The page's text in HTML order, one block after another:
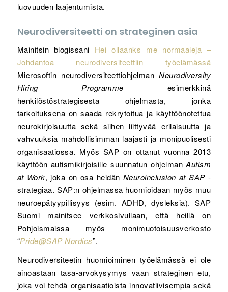
luovuuden laajentumista.
Neurodiversiteetti on strateginen asia
Mainitsin blogissani Hei ollaanks me normaaleja –
Johdantoa neurodiversiteettiin työelämässä
Microsoftin neurodiversiteettiohjelmanNeurodiversity
Hiring Programme esimerkkinä
henkilöstöstrategisesta ohjelmasta, jonka
tarkoituksena on saada rekrytoitua ja käyttöönotettua
neurokirjoisuutta sekä siihen liittyvää erilaisuutta ja
vahvuuksia mahdollisimman laajasti ja monipuolisesti
organisaatiossa. Myös SAP on ottanut vuonna 2013
käyttöön autismikirjoisille suunnatun ohjelmanAutism
at Work, joka on osa heidän Neuroinclusion at SAP -
strategiaa. SAP:n ohjelmassa huomioidaan myös muu
neuroepätyypillisyys (esim. ADHD, dysleksia). SAP
Suomi mainitsee verkkosivullaan, että heillä on
Pohjoismaissa myös monimuotoisuusverkosto
“Pride@SAP Nordics”.
Neurodiversiteetin huomioiminen työelämässä ei ole
ainoastaan tasa-arvokysymys vaan strateginen etu,
joka voi tehdä organisaatioista innovatiivisempia sekä